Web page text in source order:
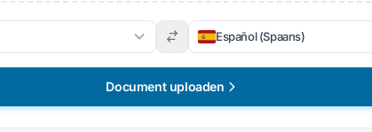
Español (Spaans)
Document uploaden